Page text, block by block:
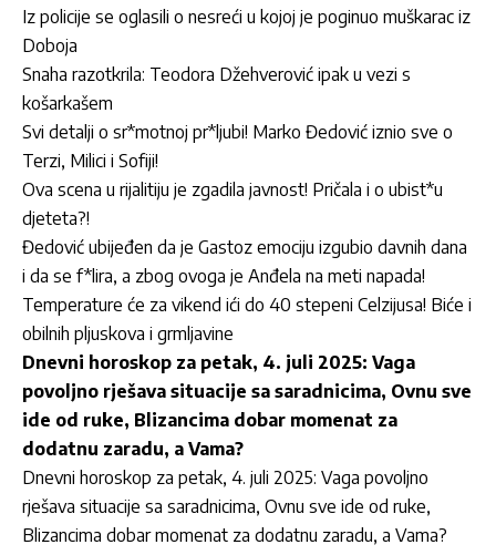
Iz policije se oglasili o nesreći u kojoj je poginuo muškarac iz
Doboja
Snaha razotkrila: Teodora Džehverović ipak u vezi s
košarkašem
Svi detalji o sr*motnoj pr*ljubi! Marko Đedović iznio sve o
Terzi, Milici i Sofiji!
Ova scena u rijalitiju je zgadila javnost! Pričala i o ubist*u
djeteta?!
Đedović ubijeđen da je Gastoz emociju izgubio davnih dana
i da se f*lira, a zbog ovoga je Anđela na meti napada!
Temperature će za vikend ići do 40 stepeni Celzijusa! Biće i
obilnih pljuskova i grmljavine
Dnevni horoskop za petak, 4. juli 2025: Vaga
povoljno rješava situacije sa saradnicima, Ovnu sve
ide od ruke, Blizancima dobar momenat za
dodatnu zaradu, a Vama?
Dnevni horoskop za petak, 4. juli 2025: Vaga povoljno
rješava situacije sa saradnicima, Ovnu sve ide od ruke,
Blizancima dobar momenat za dodatnu zaradu, a Vama?